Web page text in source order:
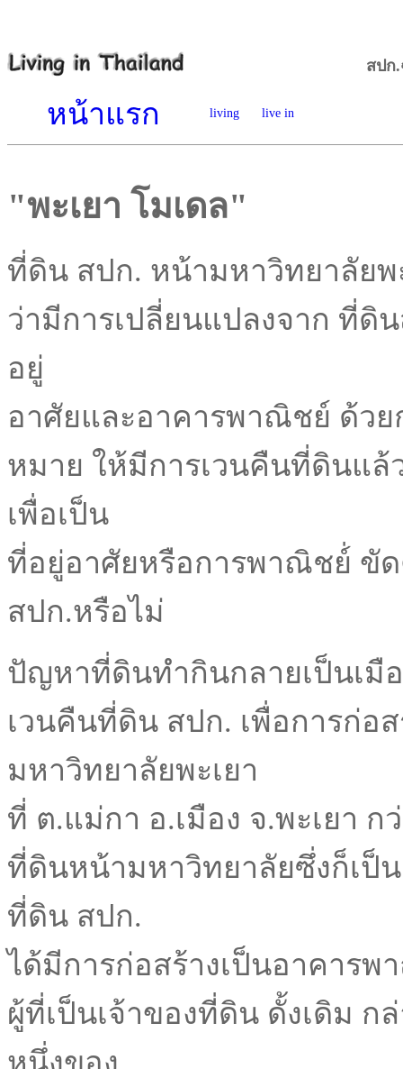
สปก
หน้าแรก living live in
"พะเยา โมเดล"
ที่ดิน สปก. หน้ามหาวิทยาลัยพ
ว่ามีการเปลี่ยนแปลงจาก ที่ดิ
อยู่
อาศัยและอาคารพาณิชย์ ด้วย
หมาย ให้มีการเวนคืนที่ดินแล้
เพื่อเป็น
ที่อยู่อาศัยหรือการพาณิชย์่ ขั
สปก.หรือไม่
ปัญหาที่ดินทำกินกลายเป็นเมือ
เวนคืนที่ดิน สปก. เพื่อการก่อส
มหาวิทยาลัยพะเยา
ที่ ต.แม่กา อ.เมือง จ.พะเยา กว่
ที่ดินหน้ามหาวิทยาลัยซึ่งก็เป็
ที่ดิน สปก.
ได้มีการก่อสร้างเป็นอาคาร
ผู้ที่เป็นเจ้าของที่ดิน ดั้งเดิม ก